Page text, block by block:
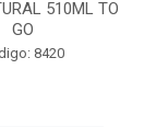
510ML TO
GO
8420